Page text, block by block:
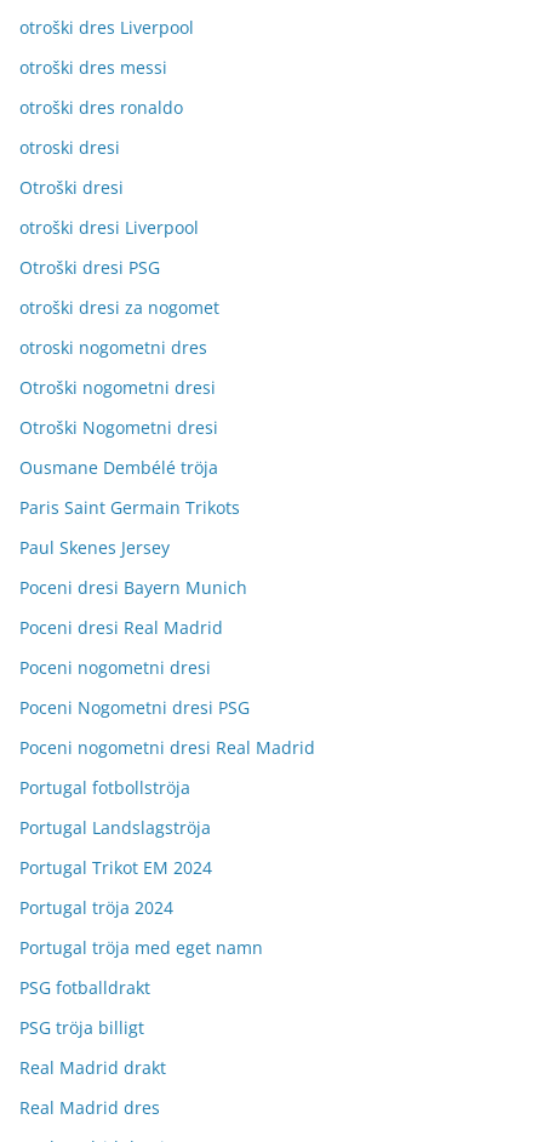
otroški dres Liverpool
otroški dres messi
otroški dres ronaldo
otroski dresi
Otroški dresi
otroški dresi Liverpool
Otroški dresi PSG
otroški dresi za nogomet
otroski nogometni dres
Otroški nogometni dresi
Otroški Nogometni dresi
Ousmane Dembélé tröja
Paris Saint Germain Trikots
Paul Skenes Jersey
Poceni dresi Bayern Munich
Poceni dresi Real Madrid
Poceni nogometni dresi
Poceni Nogometni dresi PSG
Poceni nogometni dresi Real Madrid
Portugal fotbollströja
Portugal Landslagströja
Portugal Trikot EM 2024
Portugal tröja 2024
Portugal tröja med eget namn
PSG fotballdrakt
PSG tröja billigt
Real Madrid drakt
Real Madrid dres